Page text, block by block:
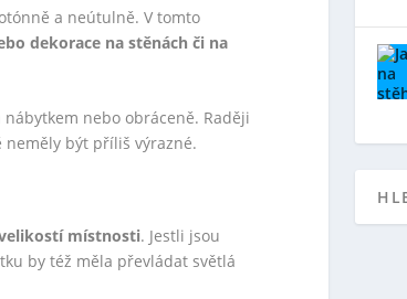
a neútulně. V tomto
dekorace na stěnách či na
nebo obráceně. Raději
neměly být příliš výrazné.
místnosti. Jestli jsou
by též měla převládat světlá